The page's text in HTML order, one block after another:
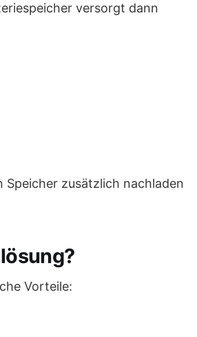
versorgt dann
Speicher zusätzlich nachladen
Vorteile: